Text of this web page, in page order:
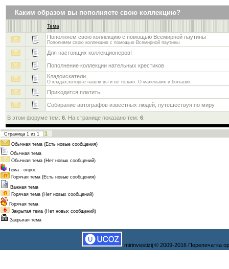
Каким образом вы пополняете свою коллекцию?
Тема
Пополняем свою коллекцию с помощью Всемирной паутины
Пополняем свою коллекцию с помощью Всемирной паутины
Для настоящих коллекционеров!
Пополнение коллекции нательных крестиков
Кладоискатели
О кладах,которые нашли вы и не только. О маленьких и больших
Приходится платить
Собирание автографов известных людей, путешествуя по миру
В этом форуме тем: 6 . На странице показано тем: 6
Страница 1 из 1 1
Обычная тема (Есть новые сообщения)
Обычная тема
Обычная тема (Нет новых сообщений)
Тема - опрос
Горячая тема (Есть новые сообщения)
Важная тема
Горячая тема (Нет новых сообщений)
Горячая тема
Закрытая тема (Нет новых сообщений)
Закрытая тема
mirinvestizij © 2009-2016 Перепечатка